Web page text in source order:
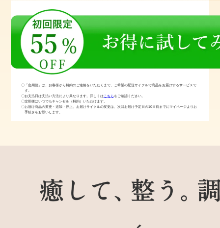
〇「定期便」は、お客様から解約のご連絡をいただくまで、ご希望の配送サイクルで商品をお届けするサービスで
す。
〇お支払日は支払い方法により異なります。詳しくはこちら をご確認ください。
〇定期便はいつでもキャンセル（解約）いただけます。
〇お届け商品の変更・追加・停止、お届けサイクルの変更は、次回お届け予定日の10日前までにマイページよりお
手続きをお願いします。